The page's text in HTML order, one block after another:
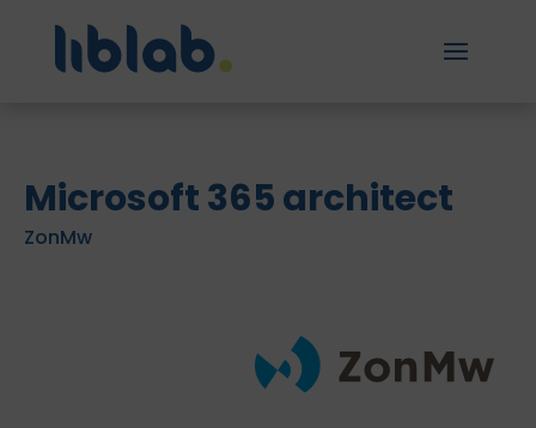
Microsoft 365 architect
ZonMw